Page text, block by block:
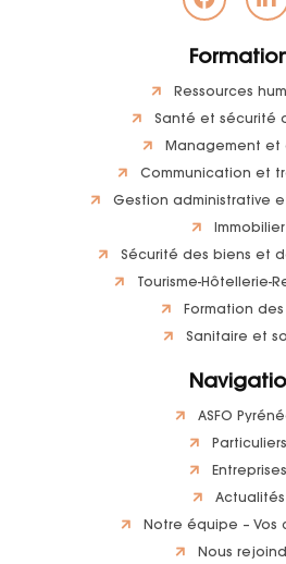
Ressources
Santé et sécurité
Management et
Communication et
Gestion administrative
Immobilier
Sécurité des biens et
Tourisme-Hôtellerie-
Formation des
Sanitaire et
ASFO
Particuliers
Entreprises
Actualités
Notre équipe – Vos
Nous